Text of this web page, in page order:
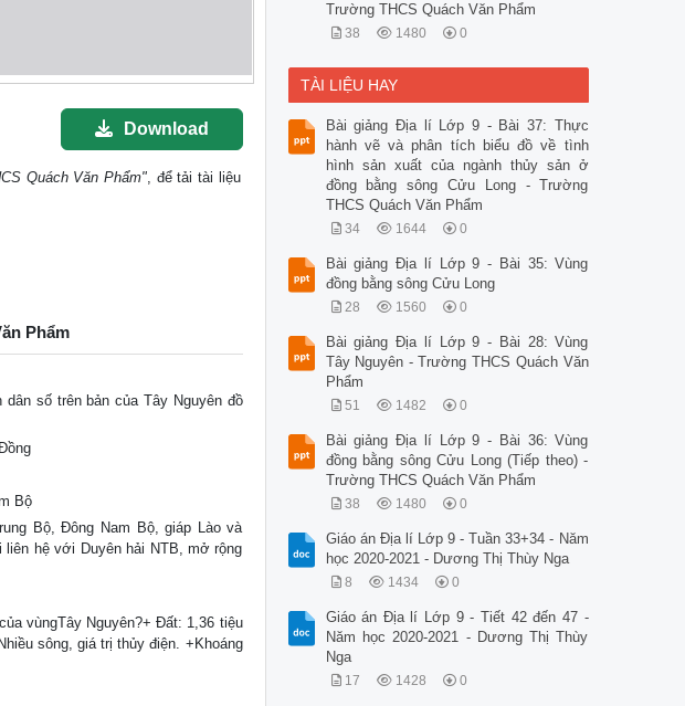
Download
Quách Văn Phẩm", để tải tài liệu
Phẩm
số trên bản của Tây Nguyên đồ
Bộ
Bộ, Đông Nam Bộ, giáp Lào và
hệ với Duyên hải NTB, mở rộng
vùngTây Nguyên?+ Đất: 1,36 tiệu
sông, giá trị thủy điện. +Khoáng
Trường THCS Quách Văn Phẩm
38 1480 0
TÀI LIỆU HAY
Bài giảng Địa lí Lớp 9 - Bài 37: Thực
hành vẽ và phân tích biểu đồ về tình
hình sản xuất của ngành thủy sản ở
đồng bằng sông Cửu Long - Trường
THCS Quách Văn Phẩm
34 1644 0
Bài giảng Địa lí Lớp 9 - Bài 35: Vùng
đồng bằng sông Cửu Long
28 1560 0
Bài giảng Địa lí Lớp 9 - Bài 28: Vùng
Tây Nguyên - Trường THCS Quách Văn
Phẩm
51 1482 0
Bài giảng Địa lí Lớp 9 - Bài 36: Vùng
đồng bằng sông Cửu Long (Tiếp theo) -
Trường THCS Quách Văn Phẩm
38 1480 0
Giáo án Địa lí Lớp 9 - Tuần 33+34 - Năm
học 2020-2021 - Dương Thị Thùy Nga
8 1434 0
Giáo án Địa lí Lớp 9 - Tiết 42 đến 47 -
Năm học 2020-2021 - Dương Thị Thùy
Nga
17 1428 0